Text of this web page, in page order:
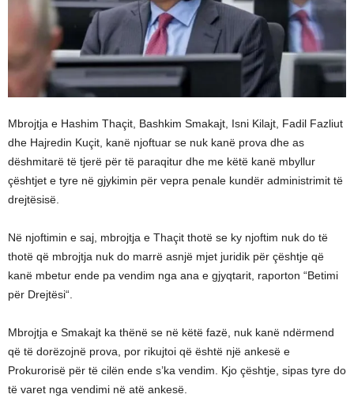
Mbrojtja e Hashim Thaçit, Bashkim Smakajt, Isni Kilajt, Fadil Fazliut
dhe Hajredin Kuçit, kanë njoftuar se nuk kanë prova dhe as
dëshmitarë të tjerë për të paraqitur dhe me këtë kanë mbyllur
çështjet e tyre në gjykimin për vepra penale kundër administrimit të
drejtësisë.
Në njoftimin e saj, mbrojtja e Thaçit thotë se ky njoftim nuk do të
thotë që mbrojtja nuk do marrë asnjë mjet juridik për çështje që
kanë mbetur ende pa vendim nga ana e gjyqtarit, raporton “Betimi
për Drejtësi“.
Mbrojtja e Smakajt ka thënë se në këtë fazë, nuk kanë ndërmend
që të dorëzojnë prova, por rikujtoi që është një ankesë e
Prokurorisë për të cilën ende s’ka vendim. Kjo çështje, sipas tyre do
të varet nga vendimi në atë ankesë.